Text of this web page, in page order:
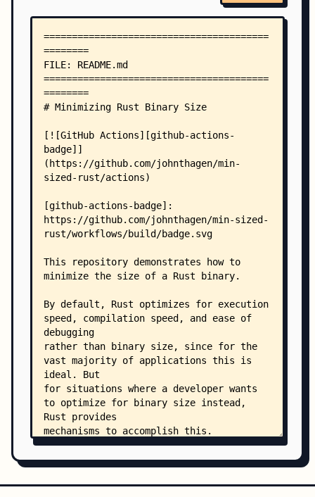
    │   │       └── main.rs
    │   └── win/
    │       ├── Cargo.toml
    │       └── src/
    │           └── main.rs
    ├── no_std/
    │   ├── nix/
    │   │   └── src/
    │   │       └── main.rs
    │   └── win/
    │       ├── Cargo.toml
    │           └── main.rs
    ├── src/
    │   └── main.rs
        └── workflows/
            └── build.yml